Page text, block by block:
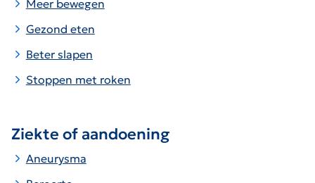
Meer bewegen
Gezond eten
Beter slapen
Stoppen met roken
Ziekte of aandoening
Aneurysma